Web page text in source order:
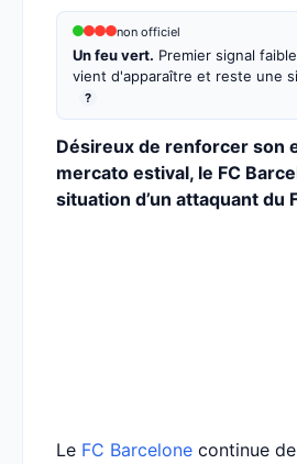
non officiel
Un feu vert. Premier signal
vient d'apparaître et reste une
?
Désireux de renforcer son
mercato estival, le FC
situation d’un attaquant du
Le FC Barcelone continue